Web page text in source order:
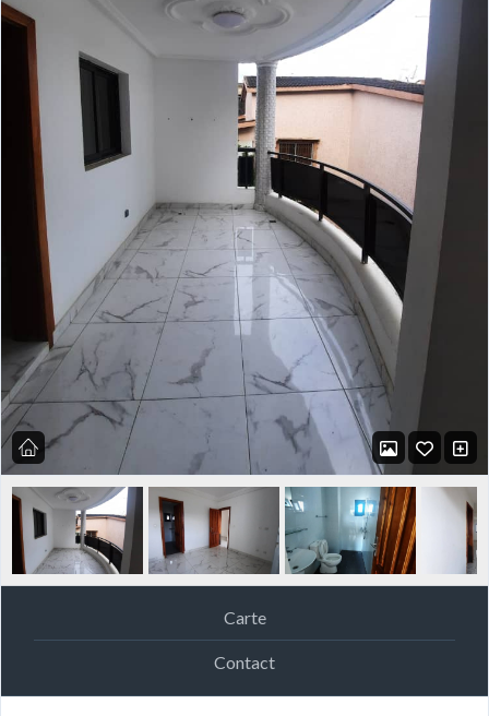
Carte
Contact